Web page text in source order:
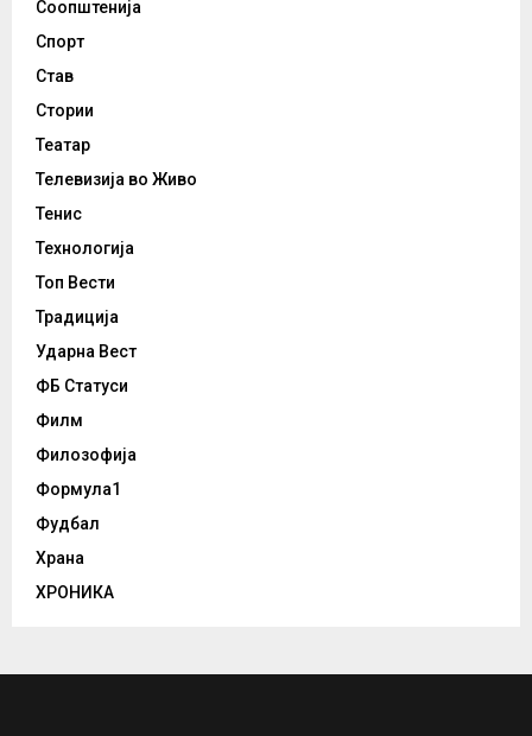
Соопштенија
Спорт
Став
Стории
Театар
Телевизија во Живо
Тенис
Технологија
Топ Вести
Традиција
Ударна Вест
ФБ Статуси
Филм
Филозофија
Формула1
Фудбал
Храна
ХРОНИКА